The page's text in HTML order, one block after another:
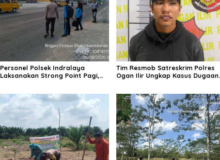
Personel Polsek Indralaya
Laksanakan Strong Point Pagi,
Tim Resmob Satreskrim Polres
Ogan Ilir Ungkap Kasus Dugaan